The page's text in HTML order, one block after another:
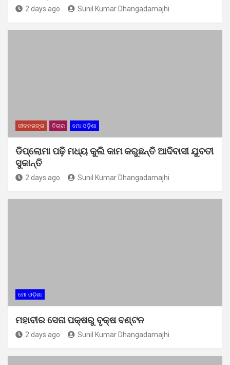
2 days ago Sunil Kumar Dhangadamajhi
ଜୀବନରଙ୍ଗ ବିଚାର ମୋ ଓଡ଼ିଶା
ଡିପ୍ଲୋମା ପଢ଼ି ମଧ୍ୟ କୁଲି କାମ କରୁଛନ୍ତି ଆଦିବାସୀ ଯୁବତୀ
ସୁକାନ୍ତି
2 days ago Sunil Kumar Dhangadamajhi
ମୋ ଓଡ଼ିଶା
ମହାବୀର ସେନା ପକ୍ଷରୁ ବୃକ୍ଷ ବଣ୍ଟନ
2 days ago Sunil Kumar Dhangadamajhi